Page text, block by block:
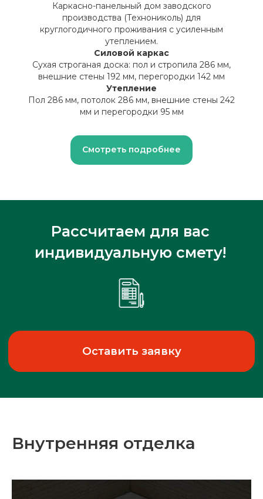
Каркасно-панельный дом заводского
производства (Технониколь) для
круглогодичного проживания с усиленным
утеплением.
Силовой каркас
Сухая строганая доска: пол и стропила 286 мм,
внешние стены 192 мм, перегородки 142 мм
Утепление
Пол 286 мм, потолок 286 мм, внешние стены 242
мм и перегородки 95 мм
Смотреть подробнее
Внутренняя отделка